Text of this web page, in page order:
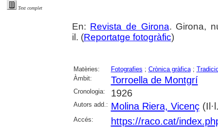
Text complet
En: Revista de Girona. Girona,
il. (Reportatge fotogràfic)
Matèries: Fotografies ; Crònica gràfica;
Àmbit:
Torroella de Montgrí
Cronologia: 1926
Autors add.: Molina Riera, Vicenç
Accés: https://raco.cat/